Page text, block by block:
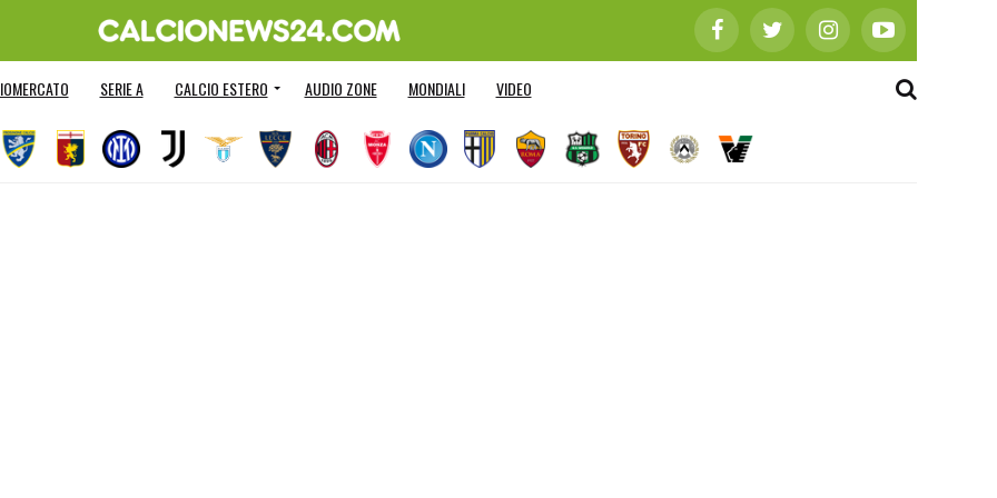
SERIE A CALCIO ESTERO AUDIO ZONE MONDIALI VIDEO